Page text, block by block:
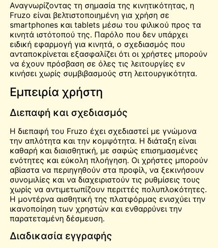
Αναγνωρίζοντας τη σημασία της κινητικότητας, η
Fruzo είναι βελτιστοποιημένη για χρήση σε
smartphones και tablets μέσω του φιλικού προς τα
κινητά ιστότοπού της. Παρόλο που δεν υπάρχει
ειδική εφαρμογή για κινητά, ο σχεδιασμός που
ανταποκρίνεται εξασφαλίζει ότι οι χρήστες μπορούν
να έχουν πρόσβαση σε όλες τις λειτουργίες εν
κινήσει χωρίς συμβιβασμούς στη λειτουργικότητα.
Εμπειρία χρήστη
Διεπαφή και σχεδιασμός
Η διεπαφή του Fruzo έχει σχεδιαστεί με γνώμονα
την απλότητα και την κομψότητα. Η διάταξη είναι
καθαρή και διαισθητική, με σαφώς επισημασμένες
ενότητες και εύκολη πλοήγηση. Οι χρήστες μπορούν
αβίαστα να περιηγηθούν στα προφίλ, να ξεκινήσουν
συνομιλίες και να διαχειριστούν τις ρυθμίσεις τους
χωρίς να αντιμετωπίζουν περιττές πολυπλοκότητες.
Η μοντέρνα αισθητική της πλατφόρμας ενισχύει την
ικανοποίηση των χρηστών και ενθαρρύνει την
παρατεταμένη δέσμευση.
Διαδικασία εγγραφής